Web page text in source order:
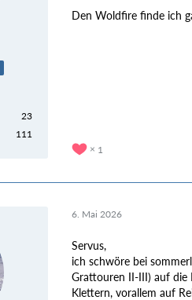
23
111
Den Woldfire finde ich
1
6. Mai 2026
Servus,
ich schwöre bei
Grattouren II-III) auf die
Klettern, vorallem auf